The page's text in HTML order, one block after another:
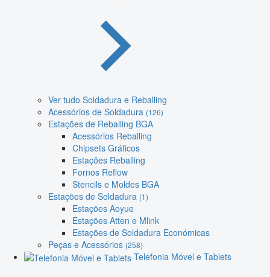
Ver tudo Soldadura e Reballing
Acessórios de Soldadura (126)
Estações de Reballing BGA
Acessórios Reballing
Chipsets Gráficos
Estações Reballing
Fornos Reflow
Stencils e Moldes BGA
Estações de Soldadura (1)
Estações Aoyue
Estações Atten e Mlink
Estações de Soldadura Económicas
Peças e Acessórios (258)
Telefonia Móvel e Tablets